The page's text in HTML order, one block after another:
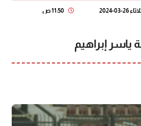
26-03-2024 11:50 ص
ياسر إبراهيم